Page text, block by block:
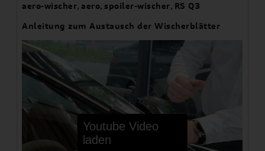
aero-wischer, aero, spoiler-wischer, RS Q3
Anleitung zum Austausch der Wischerblätter